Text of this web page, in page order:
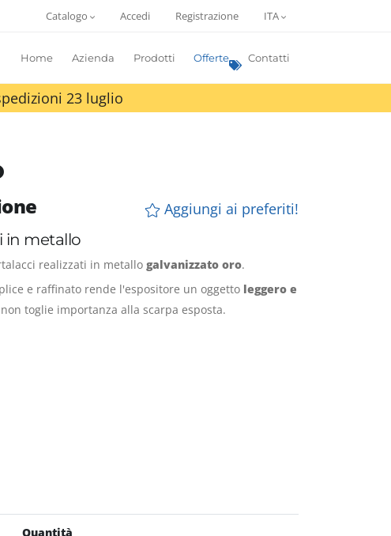
Catalogo Accedi Registrazione ITA
Home Azienda Prodotti Offerte Contatti
23 luglio
Aggiungi ai preferiti!
in metallo
realizzati in metallogalvanizzato oro.
e raffinato rende l'espositore un oggetto leggero e
toglie importanza alla scarpa esposta.
Quantità